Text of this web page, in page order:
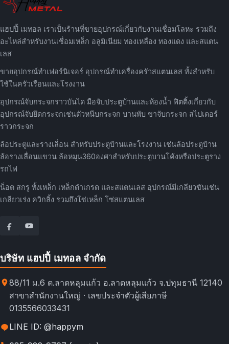
แฮปปี้ เมทอล เราเป็นร้านที่ขายอุปกรณ์เกี่ยวกับงานเชื่อมโลหะ รวมถึง
อะไหล่สำหรับงานเชื่อมเหล็ก อลูมิเนียม ทองเหลือง ทองแดง และสแตน
เลส
ขายอุปกรณ์ทำเฟอร์นิเจอร์ อุปกรณ์ทำเครื่องครัวสแตนเลส ทั้งสำหรับ
ใช้ในครัวเรือนและโรงงาน
อุปกรณ์จับกระจกราวบันได มือจับประตูบ้านและห้องน้ำ ฟิตติ้งเกี่ยวกับ
อุปกรณ์จับยึดกระจกเช่นตัวหนีบกระจก บานพับ ขาจับกระจก สไปเดอร์
ราวกระจก
ล้อประตูและรางเลื่อน สำหรับประตูบ้านและโรงงาน เช่นล้อประตูบ้าน
ล้อรางเลื่อนแขวน ล้อหมุน360องศาสำหรับประตูบานโค้งหรือประตูราง
รถไฟ
น็อต สกรู ทั้งเหล็ก เหล็กดำเกรด และสแตนเลส อุปกรณ์มีเกลียวขันเช่น
เกลียวเร่ง ควิกลิ้ง รวมถึงโซ่เหล็ก โซ่สแตนเลส
บริษัท แฮปปี้ เมทอล จำกัด
88/11 ม.6 ต.ลาดหลุมแก้ว อ.ลาดหลุมแก้ว จ.ปทุมธานี 12140
สาขาสำนักงานใหญ่ · เลขประจำตัวผู้เสียภาษี
0135566033431
LINE ID: @happym